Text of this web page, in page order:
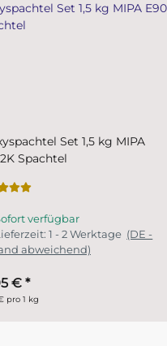
(Resin) 4 Minuten Gießharz
6804 Systemharz
verfügbar
€
pro 1 kg